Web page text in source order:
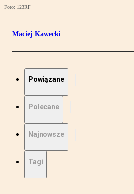
Foto: 123RF
Maciej Kawecki
Powiązane
Polecane
Najnowsze
Tagi